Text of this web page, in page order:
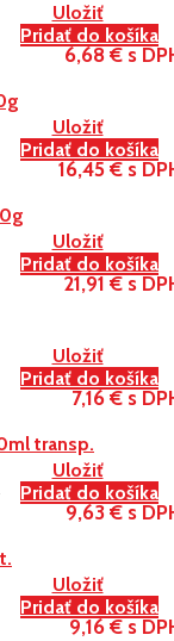
Uložiť
Pridať do košíka
6,68 € s
Uložiť
Pridať do košíka
16,45 € s
Uložiť
Pridať do košíka
21,91 € s
Uložiť
Pridať do košíka
7,16 € s
Uložiť
Pridať do košíka
9,63 € s
Uložiť
Pridať do košíka
9,16 € s